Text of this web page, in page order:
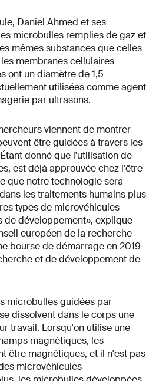
Daniel Ahmed et ses
microbulles remplies de gaz et
mêmes substances que celles
membranes cellulaires
ont un diamètre de 1,5
utilisées comme agent
par ultrasons.
viennent de montrer
être guidées à travers les
donné que l'utilisation de
est déjà approuvée chez l'être
que notre technologie sera
les traitements humains plus
types de microvéhicules
de développement», explique
européen de la recherche
bourse de démarrage en 2019
et de développement de
microbulles guidées par
dissolvent dans le corps une
travail. Lorsqu'on utilise une
magnétiques, les
être magnétiques, et il n'est pas
microvéhicules